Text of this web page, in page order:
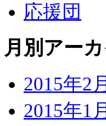
応援団
月別アー
2015年2月
2015年1月